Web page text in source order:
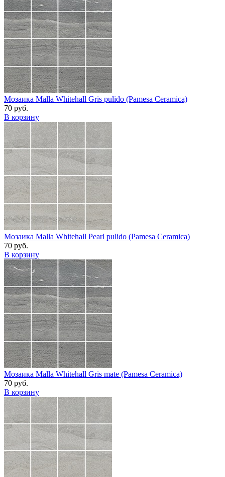
Мозаика Malla Whitehall Gris pulido (Pamesa Ceramica)
70 руб.
В корзину
Мозаика Malla Whitehall Pearl pulido (Pamesa Ceramica)
70 руб.
В корзину
Мозаика Malla Whitehall Gris mate (Pamesa Ceramica)
70 руб.
В корзину